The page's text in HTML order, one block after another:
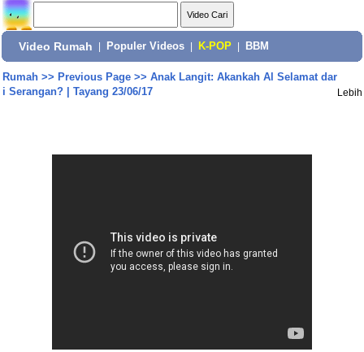
Video Rumah Populer Videos K-POP BBM
Rumah>> Previous Page>> Anak Langit: Akankah Al Selamat dar
i Serangan? | Tayang 23/06/17
Lebih